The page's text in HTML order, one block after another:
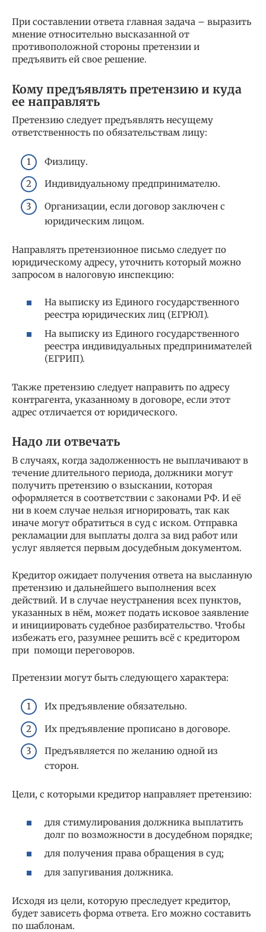
При составлении ответа главная задача – выразить
мнение относительно высказанной от
противоположной стороны претензии и
предъявить ей свое решение.
Кому предъявлять претензию и куда
ее направлять
Претензию следует предъявлять несущему
ответственность по обязательствам лицу:
Физлицу.
Индивидуальному предпринимателю.
Организации, если договор заключен с
юридическим лицом.
Направлять претензионное письмо следует по
юридическому адресу, уточнить который можно
запросом в налоговую инспекцию:
На выписку из Единого государственного
реестра юридических лиц (ЕГРЮЛ).
На выписку из Единого государственного
реестра индивидуальных предпринимателей
(ЕГРИП).
Также претензию следует направить по адресу
контрагента, указанному в договоре, если этот
адрес отличается от юридического.
Надо ли отвечать
В случаях, когда задолженность не выплачивают в
течение длительного периода, должники могут
получить претензию о взыскании, которая
оформляется в соответствии с законами РФ. И её
ни в коем случае нельзя игнорировать, так как
иначе могут обратиться в суд с иском. Отправка
рекламации для выплаты долга за вид работ или
услуг является первым досудебным документом.
Кредитор ожидает получения ответа на высланную
претензию и дальнейшего выполнения всех
действий. И в случае неустранения всех пунктов,
указанных в нём, может подать исковое заявление
и инициировать судебное разбирательство. Чтобы
избежать его, разумнее решить всё с кредитором
при помощи переговоров.
Претензии могут быть следующего характера:
Их предъявление обязательно.
Их предъявление прописано в договоре.
Предъявляется по желанию одной из
сторон.
Цели, с которыми кредитор направляет претензию:
для стимулирования должника выплатить
долг по возможности в досудебном порядке;
для получения права обращения в суд;
для запугивания должника.
Исходя из цели, которую преследует кредитор,
будет зависеть форма ответа. Его можно составить
по шаблонам.